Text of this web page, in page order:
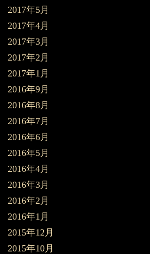
2017年5月
2017年4月
2017年3月
2017年2月
2017年1月
2016年9月
2016年8月
2016年7月
2016年6月
2016年5月
2016年4月
2016年3月
2016年2月
2016年1月
2015年12月
2015年10月